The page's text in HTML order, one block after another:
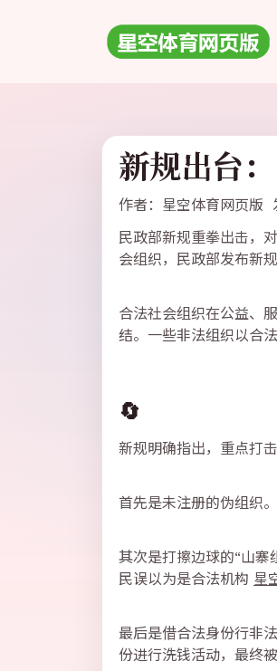
新规出台
作者：星空体育网页版
民政部新规重拳出击，
会组织，民政部发布新
合法社会组织在公益、
结。一些非法组织以合
🔄
新规明确指出，重点打
首先是未注册的伪组织
其次是打擦边球的“山寨
民误以为是合法机构 星
最后是借合法身份行非
份进行洗钱活动，最终被